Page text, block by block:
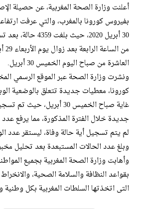
أعلنت وزارة الصحة المغربية، عن حصيلة
بفيروس كورونا بالمغرب، والتي عرفت
من
العاشرة من صباح اليوم الخميس 30 أبريل.
ونشرت وزارة الصحة عبر الموقع الرسمي
كورونا، معطيات جديدة تتعلق بالوضعية
جديدة خلال الفترة المذكورة، مما يرفع عدد
لم يتم تسجيل أية حالة وفاة، ليستقر عدد الوفيات
وبلغ عدد الحالات المستبعدة بعد تحليل مخبري سلبي
وأهابت وزارة الصحة المغربية بجميع
بقواعد النظافة والسلامة الصحية، والانخراط
التى اتخذتها السلطات المغربية بكل وطنية